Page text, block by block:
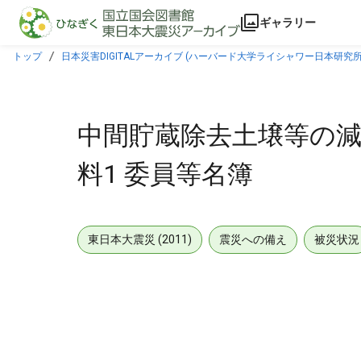
本文に飛ぶ
ギャラリー
トップ 日本災害DIGITALアーカイブ (ハーバード大学ライシャワー日本研究
中間貯蔵除去土壌等の
料1 委員等名簿
東日本大震災 (2011) 震災への備え 被災状況